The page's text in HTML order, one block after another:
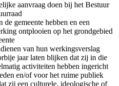
aanvraag doen bij het Bestuur
de gemeente hebben en een
ontplooien op het grondgebied
van hun werkingsverslag
jaar laten blijken dat zij in die
activiteiten hebben ingericht
en/of voor het ruime publiek
zij een culturele, ideologische of